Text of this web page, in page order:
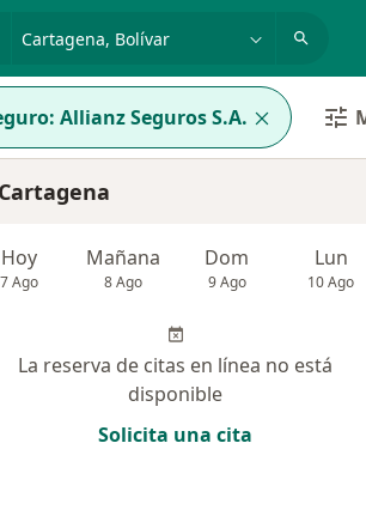
Allianz Seguros S.A.
Hoy
7 Ago
Mañana
8 Ago
Dom
9 Ago
Lun
10 Ago
La reserva de citas en línea no está
disponible
Solicita una cita